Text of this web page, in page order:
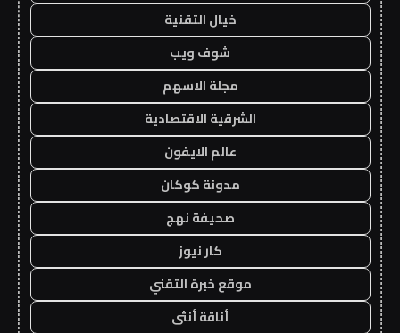
خيال التقنية
شوف ويب
مجلة الاسهم
الشرقية الاقتصادية
عالم الايفون
مدونة كوكان
صحيفة نهج
كار نيوز
موقع خبرة التقني
أناقة أنثى